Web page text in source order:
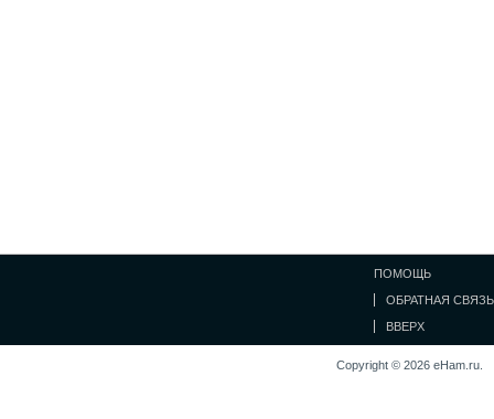
ПОМОЩЬ
ОБРАТНАЯ СВЯЗЬ
ВВЕРХ
Copyright © 2026 eHam.ru.